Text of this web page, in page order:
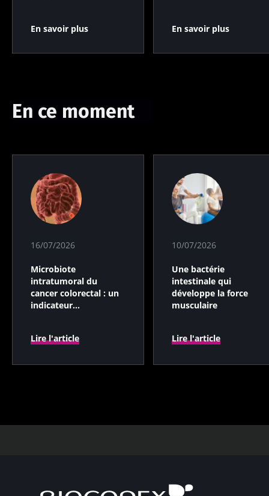
En savoir plus En savoir plus
En ce moment
16/07/2026
Microbiote
intratumoral du
cancer colorectal : un
indicateur
Lire l'article
10/07/2026
Une bactérie
intestinale qui
développe la force
musculaire
Lire l'article